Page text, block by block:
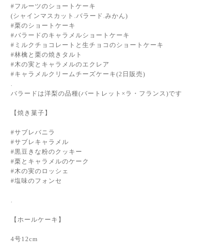
#フルーツのショートケーキ
(シャインマスカット.バラード.みかん)
#栗のショートケーキ
#バラードのキャラメルショートケーキ
#ミルクチョコレートと生チョコのショートケーキ
#林檎と栗の焼きタルト
#木の実とキャラメルのエクレア
#キャラメルクリームチーズケーキ(2日販売)
バラードは洋梨の品種(バートレット×ラ・フランス)です
【焼き菓子】
#サブレバニラ
#サブレキャラメル
#黒豆きな粉のクッキー
#栗とキャラメルのケーク
#木の実のロッシェ
#塩味のフォンセ
【ホールケーキ】
4号12cm